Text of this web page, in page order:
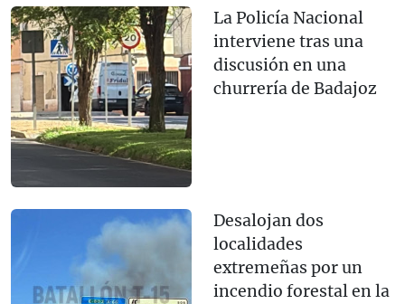
La Policía Nacional
interviene tras una
discusión en una
churrería de Badajoz
Desalojan dos
localidades
extremeñas por un
incendio forestal en la